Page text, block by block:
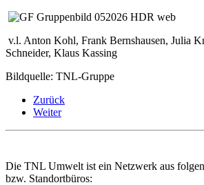
v.l. Anton Kohl, Frank Bernshausen, Julia
Schneider, Klaus Kassing
Bildquelle: TNL-Gruppe
Zurück
Weiter
Die TNL Umwelt ist ein Netzwerk aus
bzw. Standortbüros: